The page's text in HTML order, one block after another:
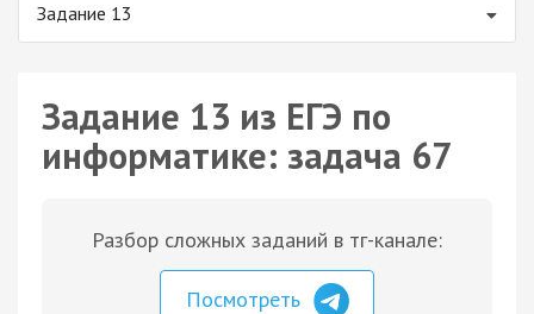
Задание 13
Задание 13 из ЕГЭ по
информатике: задача 67
Разбор сложных заданий в тг-канале:
Посмотреть